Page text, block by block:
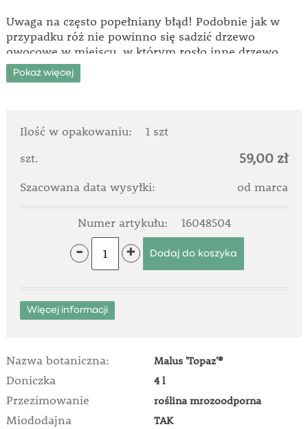
Uwaga na często popełniany błąd! Podobnie jak w
przypadku róż nie powinno się sadzić drzewo
owocowe w miejscu, w którym rosło inne drzewo.
Nie urośnie! Gleba jest zbyt wyczerpana. Ziemię
należy wymienić na nową lub zasadzić roślinę w
Pokaż więcej
Ilość w opakowaniu:
1 szt
szt.
59,00 zł
Szacowana data wysyłki: od marca
Numer artykułu: 16048504
- +
Więcej informacji
Nazwa botaniczna: Malus 'Topaz'®
Doniczka 4 l
Przezimowanie roślina mrozoodporna
Miododajna TAK